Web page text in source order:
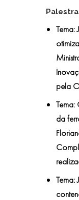
Tema:
pela
Tema:
da
Tema: